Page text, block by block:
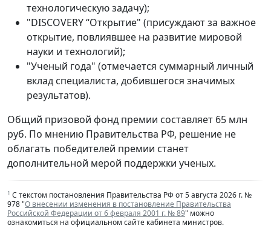
технологическую задачу);
"DISCOVERY “Открытие" (присуждают за важное
открытие, повлиявшее на развитие мировой
науки и технологий);
"Ученый года" (отмечается суммарный личный
вклад специалиста, добившегося значимых
результатов).
Общий призовой фонд премии составляет 65 млн
руб. По мнению Правительства РФ, решение не
облагать победителей премии станет
дополнительной мерой поддержки ученых.
1 С текстом постановления Правительства РФ от 5 августа 2026 г. №
978 "О внесении изменения в постановление Правительства
Российской Федерации от 6 февраля 2001 г. № 89" можно
ознакомиться на официальном сайте кабинета министров.